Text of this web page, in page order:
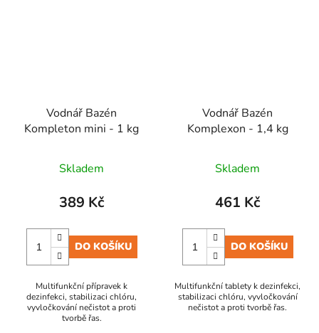
Vodnář Bazén
Kompleton mini - 1 kg
Skladem
389 Kč
DO KOŠÍKU
Multifunkční přípravek k
dezinfekci, stabilizaci chlóru,
vyvločkování nečistot a proti
tvorbě řas.
Vodnář Bazén
Komplexon - 1,4 kg
Skladem
461 Kč
DO KOŠÍKU
Multifunkční tablety k dezinfekci,
stabilizaci chlóru, vyvločkování
nečistot a proti tvorbě řas.